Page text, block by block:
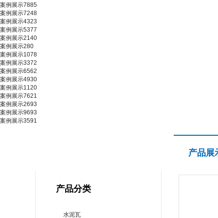
案例展示7885
案例展示7248
案例展示4323
案例展示5377
案例展示2140
案例展示280
案例展示1078
案例展示3372
案例展示6562
案例展示4930
案例展示1120
案例展示7621
案例展示2693
案例展示9693
案例展示3591
产品分类
水泥瓦
产品展